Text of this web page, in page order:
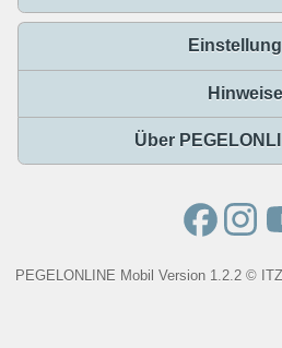
Hinweise
Über
PEGELONLINE Mobil Version 1.2.2 ©